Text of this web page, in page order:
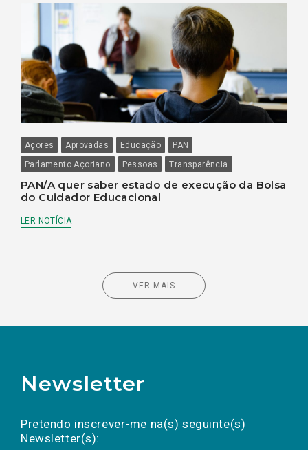
Açores Aprovadas Educação
PAN
Parlamento Açoriano
Pessoas Transparência
PAN/A quer saber estado de execução da Bolsa
do Cuidador Educacional
LER NOTÍCIA
VER MAIS
Newsletter
Pretendo inscrever-me na(s) seguinte(s)
Newsletter(s):
a(s) newsletter(s).
mail